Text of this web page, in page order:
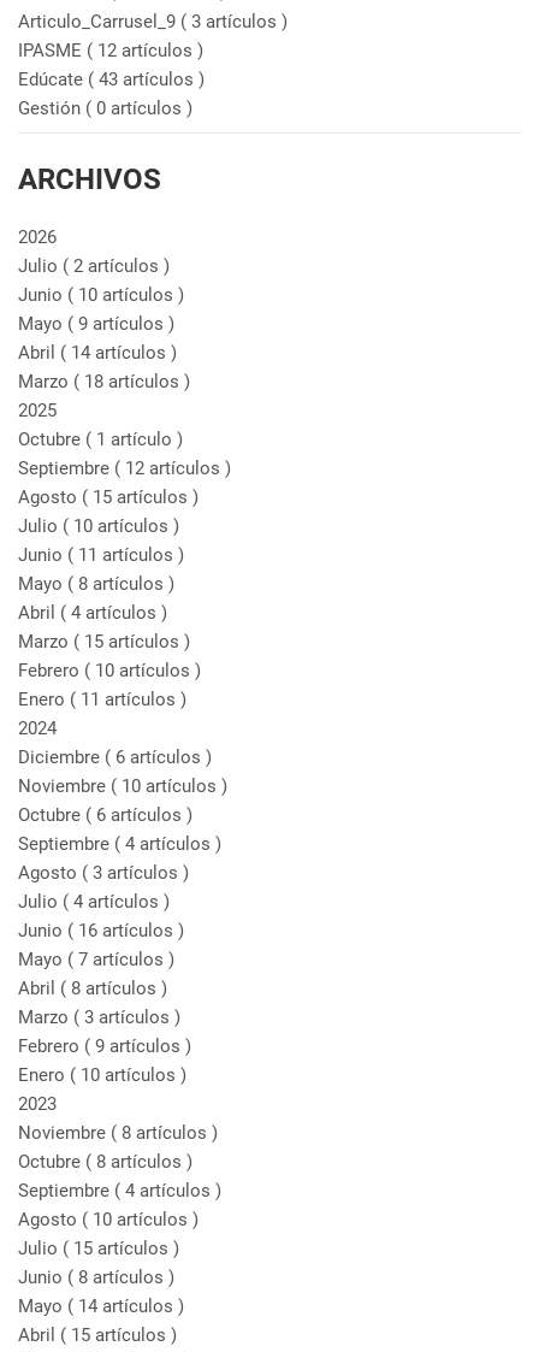
Articulo_Carrusel_9 ( 3 artículos )
IPASME ( 12 artículos )
Edúcate ( 43 artículos )
Gestión ( 0 artículos )
ARCHIVOS
2026
Julio ( 2 artículos )
Junio ( 10 artículos )
Mayo ( 9 artículos )
Abril ( 14 artículos )
Marzo ( 18 artículos )
2025
Octubre ( 1 artículo )
Septiembre ( 12 artículos )
Agosto ( 15 artículos )
Julio ( 10 artículos )
Junio ( 11 artículos )
Mayo ( 8 artículos )
Abril ( 4 artículos )
Marzo ( 15 artículos )
Febrero ( 10 artículos )
Enero ( 11 artículos )
2024
Diciembre ( 6 artículos )
Noviembre ( 10 artículos )
Octubre ( 6 artículos )
Septiembre ( 4 artículos )
Agosto ( 3 artículos )
Julio ( 4 artículos )
Junio ( 16 artículos )
Mayo ( 7 artículos )
Abril ( 8 artículos )
Marzo ( 3 artículos )
Febrero ( 9 artículos )
Enero ( 10 artículos )
2023
Noviembre ( 8 artículos )
Octubre ( 8 artículos )
Septiembre ( 4 artículos )
Agosto ( 10 artículos )
Julio ( 15 artículos )
Junio ( 8 artículos )
Mayo ( 14 artículos )
Abril ( 15 artículos )